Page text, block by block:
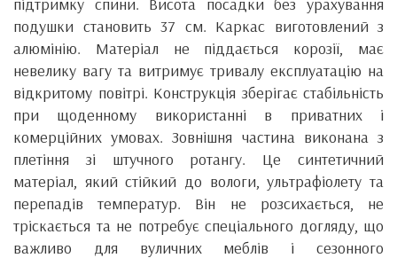
підтримку спини. Висота посадки без урахування
подушки становить 37 см. Каркас виготовлений з
алюмінію. Матеріал не піддається корозії, має
невелику вагу та витримує тривалу експлуатацію на
відкритому повітрі. Конструкція зберігає стабільність
при щоденному використанні в приватних і
комерційних умовах. Зовнішня частина виконана з
плетіння зі штучного ротангу. Це синтетичний
матеріал, який стійкий до вологи, ультрафіолету та
перепадів температур. Він не розсихається, не
тріскається та не потребує спеціального догляду, що
важливо для вуличних меблів і сезонного